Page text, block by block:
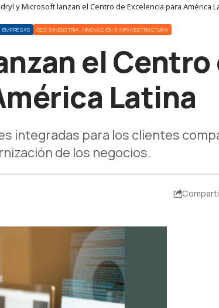
y Microsoft lanzan el Centro de Excelencia para América
EMPRESAS ODS 9 INDUSTRIA, INNOVACIÓN E INFRAESTRUCTURA
el Centro
Latina
integradas para los clientes
de los negocios.